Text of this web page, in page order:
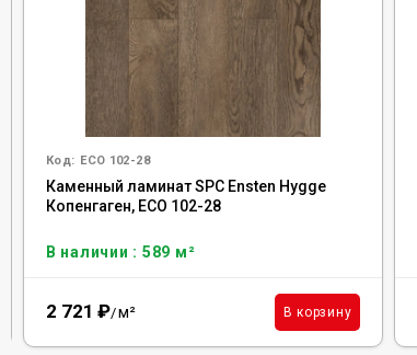
Код: ECO 102-28
Каменный ламинат SPC Ensten Hygge
Копенгаген, ECO 102-28
В наличии : 589 м²
2 721 ₽/м² В корзину